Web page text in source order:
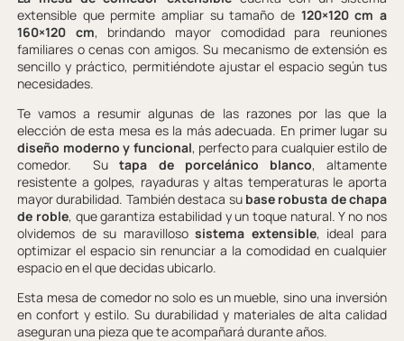
extensible que permite ampliar su tamaño de 120×120 cm a
160×120 cm, brindando mayor comodidad para reuniones
familiares o cenas con amigos. Su mecanismo de extensión es
sencillo y práctico, permitiéndote ajustar el espacio según tus
necesidades.
Te vamos a resumir algunas de las razones por las que la
elección de esta mesa es la más adecuada. En primer lugar su
diseño moderno y funcional, perfecto para cualquier estilo de
comedor. Sutapa de porcelánico blanco, altamente
resistente a golpes, rayaduras y altas temperaturas le aporta
mayor durabilidad. También destaca subase robusta de chapa
de roble, que garantiza estabilidad y un toque natural. Y no nos
olvidemos de su maravillososistema extensible, ideal para
optimizar el espacio sin renunciar a la comodidad en cualquier
espacio en el que decidas ubicarlo.
Esta mesa de comedor no solo es un mueble, sino una inversión
en confort y estilo. Su durabilidad y materiales de alta calidad
aseguran una pieza que te acompañará durante años.